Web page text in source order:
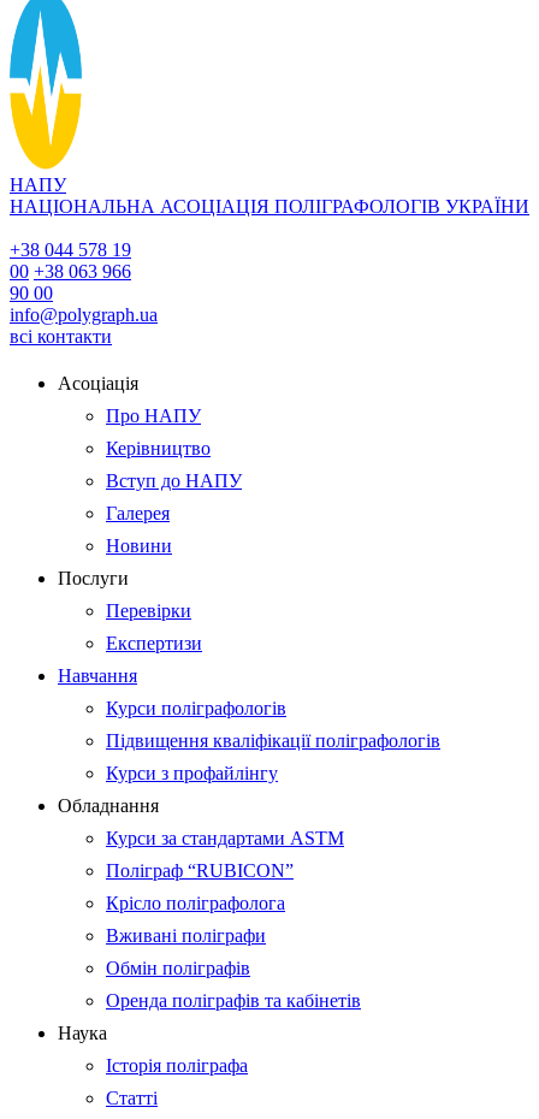
НАПУ
НАЦІОНАЛЬНА АСОЦІАЦІЯ ПОЛІГРАФОЛОГІВ УКРАЇНИ
+38 044 578 19
00 +38 063 966
90 00
info@polygraph.ua
всі контакти
Асоціація
Про НАПУ
Керівництво
Вступ до НАПУ
Галерея
Новини
Послуги
Перевірки
Експертизи
Навчання
Курси поліграфологів
Підвищення кваліфікації поліграфологів
Курси з профайлінгу
Обладнання
Курси за стандартами ASTM
Поліграф “RUBICON”
Крісло поліграфолога
Вживані поліграфи
Обмін поліграфів
Оренда поліграфів та кабінетів
Наука
Історія поліграфа
Статті